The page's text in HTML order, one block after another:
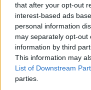
that after your opt-out
interest-based ads
personal information
may separately opt-
information by third
This information may
List of Downstream
parties.
Wiceprezydent Warszawy
że kryzys w Szpitalu
pacjentów tą placówką.
wcześniej.
Krzysztof Jabłonowski
Dzisiaj 06:41